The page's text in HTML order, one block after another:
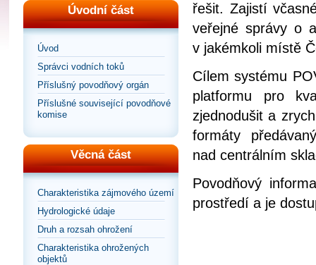
Úvodní část
Úvod
Správci vodních toků
Příslušný povodňový orgán
Příslušné související povodňové
komise
Věcná část
Charakteristika zájmového území
Hydrologické údaje
Druh a rozsah ohrožení
Charakteristika ohrožených
objektů
řešit. Zajistí
veřejné správy o
v jakémkoli místě
Cílem systému
platformu pro
zjednodušit a
formáty
nad centrálním
Povodňový
prostředí a je